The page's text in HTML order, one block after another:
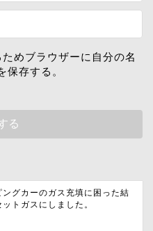
めブラウザーに自分の名
保存する。
ングカーのガス充填に困った結
トガスにしました。